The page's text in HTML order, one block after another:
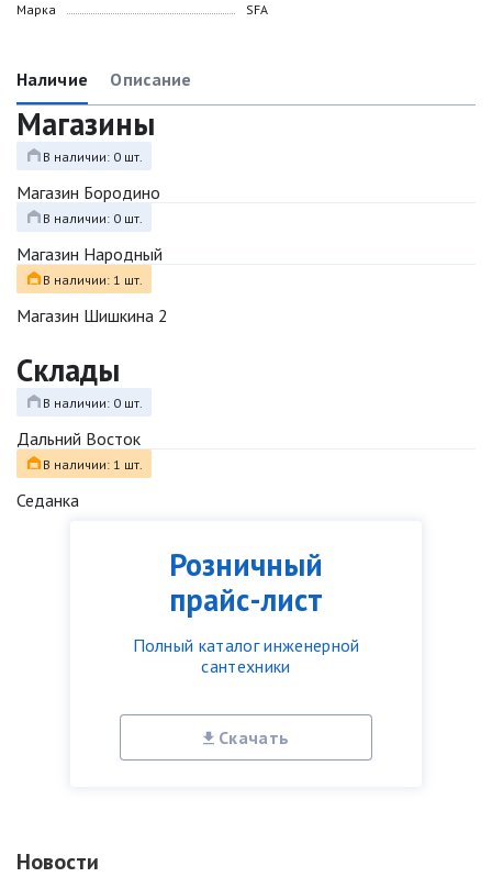
Розничный
прайс-лист
Полный каталог инженерной
сантехники
Скачать
Новости
Марка SFA
Наличие Описание
Магазины
В наличии: 0 шт.
Магазин Бородино
В наличии: 0 шт.
Магазин Народный
В наличии: 1 шт.
Магазин Шишкина 2
Склады
В наличии: 0 шт.
Дальний Восток
В наличии: 1 шт.
Седанка